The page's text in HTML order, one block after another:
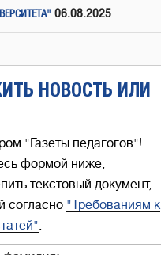
06.08.2025
НОВОСТЬ ИЛИ
"Газеты педагогов"!
формой ниже,
текстовый документ,
согласно "Требованиям к